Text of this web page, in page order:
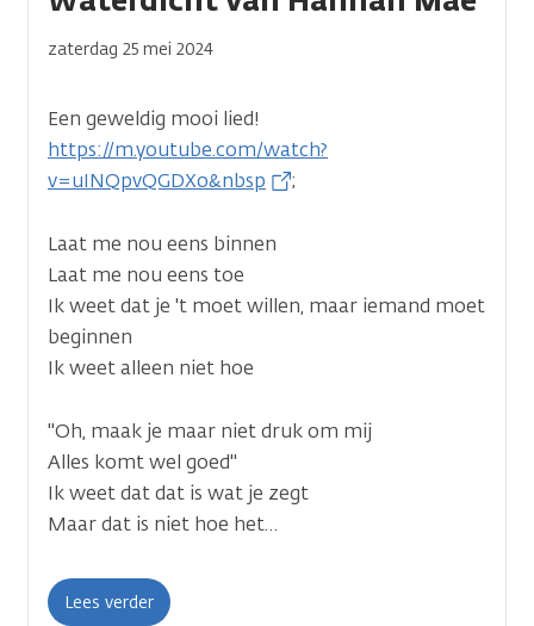
zaterdag 25 mei 2024
Een geweldig mooi lied!
https://m.youtube.com/watch?
v=uINQpvQGDXo&nbsp
;
Laat me nou eens binnen
Laat me nou eens toe
Ik weet dat je 't moet willen, maar iemand moet
beginnen
Ik weet alleen niet hoe
"Oh, maak je maar niet druk om mij
Alles komt wel goed"
Ik weet dat dat is wat je zegt
Maar dat is niet hoe het…
Lees verder